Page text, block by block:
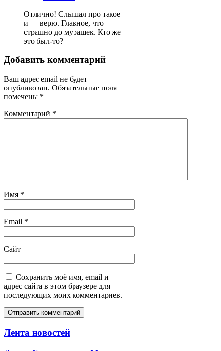
Отлично! Слышал про такое
и — верю. Главное, что
страшно до мурашек. Кто же
это был-то?
Добавить комментарий
Ваш адрес email не будет
опубликован. Обязательные поля
помечены *
Комментарий *
Имя *
Email *
Сайт
Сохранить моё имя, email и
адрес сайта в этом браузере для
последующих моих комментариев.
Лента новостей